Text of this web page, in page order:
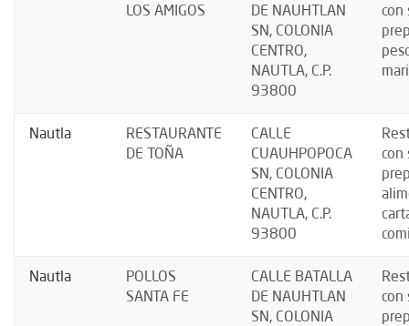
LOS AMIGOS
DE NAUHTLAN
SN, COLONIA
CENTRO,
NAUTLA, C.P.
93800
con
Nautla
RESTAURANTE
DE TOÑA
CALLE
CUAUHPOPOCA
SN, COLONIA
CENTRO,
NAUTLA, C.P.
93800
con
Nautla
POLLOS
SANTA FE
CALLE BATALLA
DE NAUHTLAN
SN, COLONIA
con